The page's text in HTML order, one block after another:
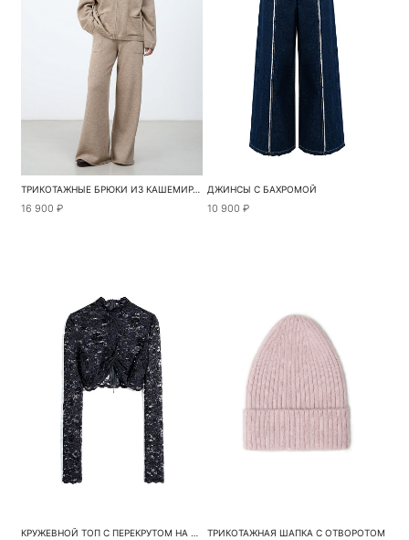
ТРИКОТАЖНЫЕ БРЮКИ ИЗ КАШЕМИРА И ШЕРСТИ
16 900 ₽
ДЖИНСЫ С БАХРОМОЙ
10 900 ₽
КРУЖЕВНОЙ ТОП С ПЕРЕКРУТОМ НА ЛИФЕ ТРИКОТАЖНАЯ ШАПКА С ОТВОРОТОМ